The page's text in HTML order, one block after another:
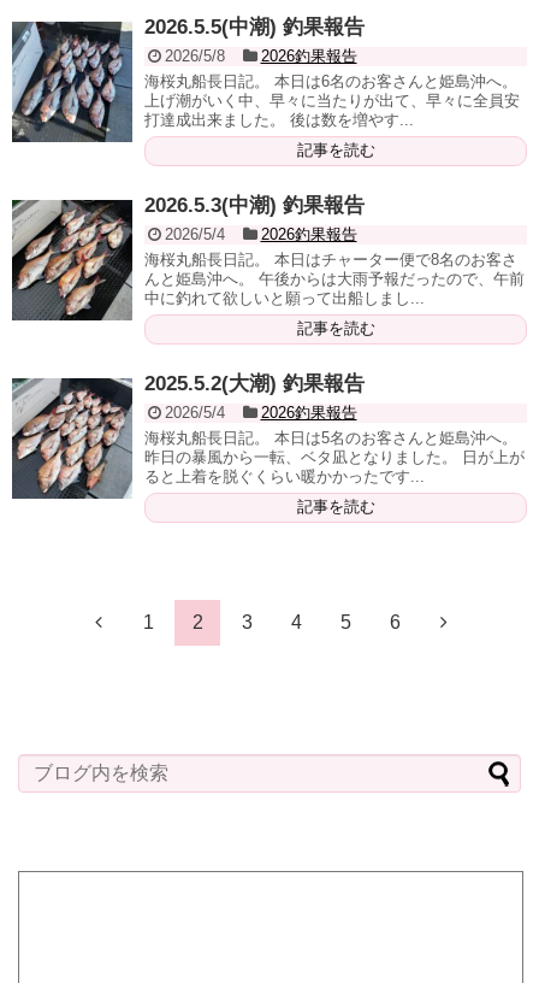
2026.5.5(中潮) 釣果報告
2026/5/8
2026釣果報告
海桜丸船長日記。 本日は6名のお客さんと姫島沖へ。
上げ潮がいく中、早々に当たりが出て、早々に全員安
打達成出来ました。 後は数を増やす...
記事を読む
2026.5.3(中潮) 釣果報告
2026/5/4
2026釣果報告
海桜丸船長日記。 本日はチャーター便で8名のお客さ
んと姫島沖へ。 午後からは大雨予報だったので、午前
中に釣れて欲しいと願って出船しまし...
記事を読む
2025.5.2(大潮) 釣果報告
2026/5/4
2026釣果報告
海桜丸船長日記。 本日は5名のお客さんと姫島沖へ。
昨日の暴風から一転、ベタ凪となりました。 日が上が
ると上着を脱ぐくらい暖かかったです...
記事を読む
1 2 3 4 5 6